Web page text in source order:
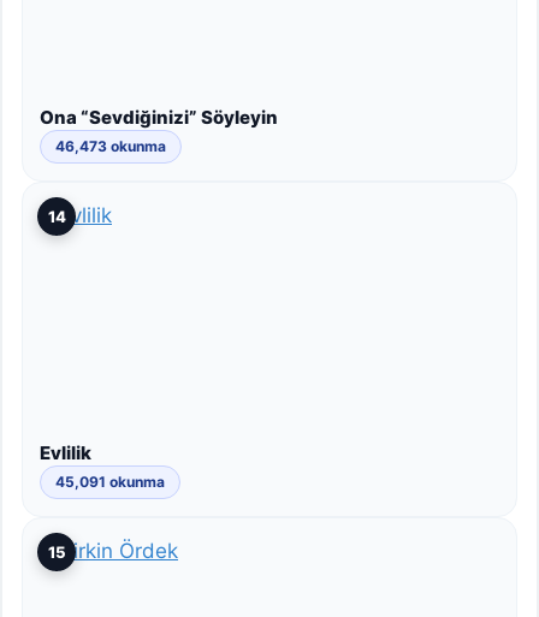
Ona “Sevdiğinizi” Söyleyin
46,473 okunma
14
Evlilik
45,091 okunma
15